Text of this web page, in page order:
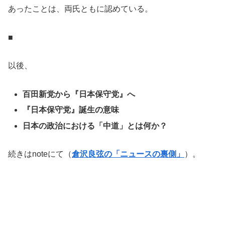
あったことは、両氏ともに認めている。
■
以後、
百田新党から『日本保守党』へ
『日本保守党』誕生の意味
日本の政治における「中道」とは何か？
続きはnoteにて（倉沢良弦の「ニュースの裏側」 ）。